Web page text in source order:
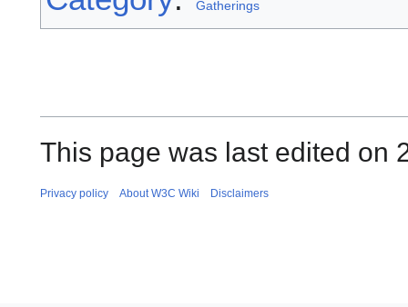
Gatherings
This page was last edited on
Privacy policy About W3C Wiki Disclaimers